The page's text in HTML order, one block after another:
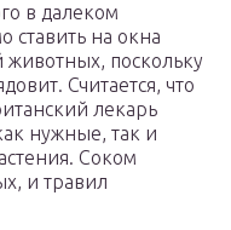
в далеком
ставить на окна
поскольку
Считается, что
лекарь
нужные, так и
Соком
и травил